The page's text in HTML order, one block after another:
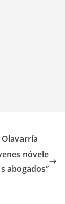
nóvele
s abogados”